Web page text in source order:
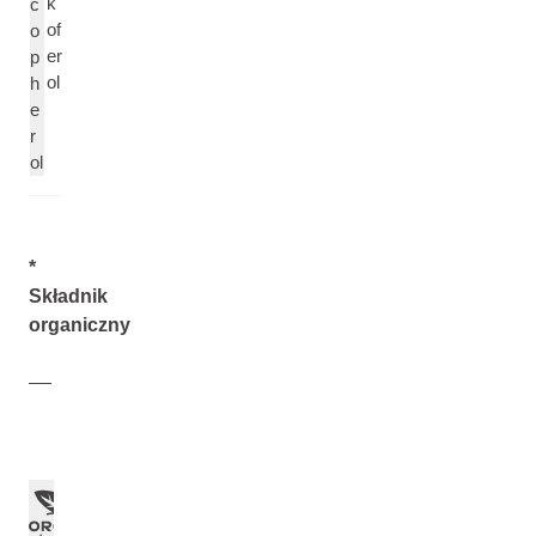
c
o
p
h
e
r
ol
of
er
ol
*
Składnik
organiczny